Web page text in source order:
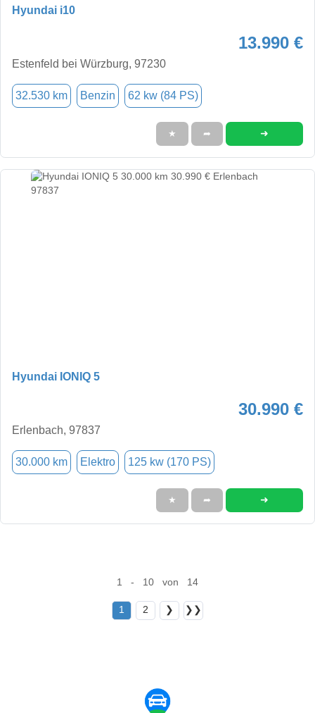
Hyundai i10
13.990 €
Estenfeld bei Würzburg, 97230
32.530 km Benzin 62 kw (84 PS)
★ ➦ ➜
Hyundai IONIQ 5
30.990 €
Erlenbach, 97837
30.000 km Elektro 125 kw (170 PS)
★ ➦ ➜
1 - 10 von 14
1 2 ❯ ❯❯